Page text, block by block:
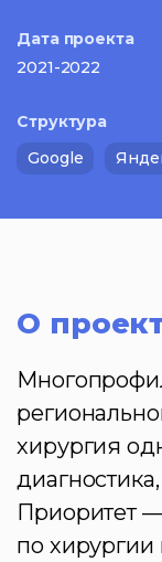
Дата проекта
2021-2022
Структура
Google
О
хирургия
Приоритет
по хирургии